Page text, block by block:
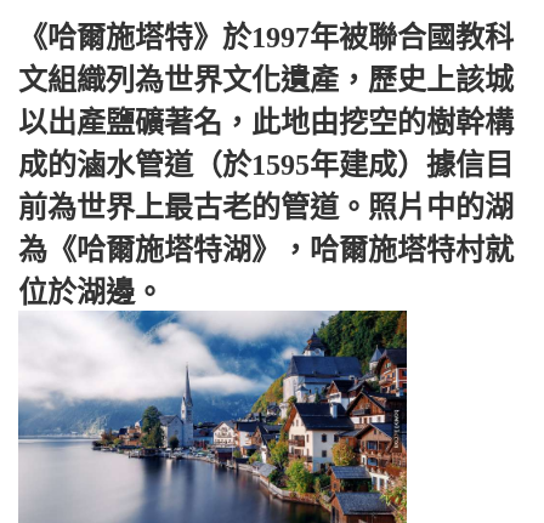
《哈爾施塔特》於1997年被聯合國教科
文組織列為世界文化遺產，歷史上該城
以出產鹽礦著名，此地由挖空的樹幹構
成的滷水管道（於1595年建成）據信目
前為世界上最古老的管道。照片中的湖
為《哈爾施塔特湖》，哈爾施塔特村就
位於湖邊。